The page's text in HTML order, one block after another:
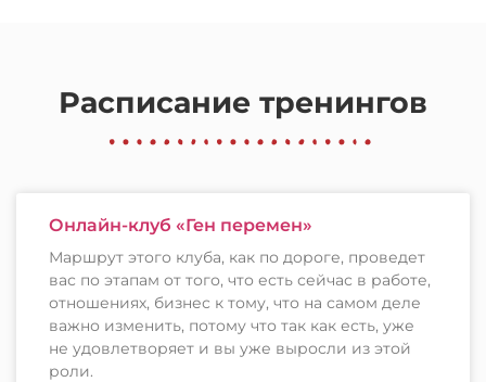
Расписание тренингов
Онлайн-клуб «Ген перемен»
Маршрут этого клуба, как по дороге, проведет
вас по этапам от того, что есть сейчас в работе,
отношениях, бизнес к тому, что на самом деле
важно изменить, потому что так как есть, уже
не удовлетворяет и вы уже выросли из этой
роли.